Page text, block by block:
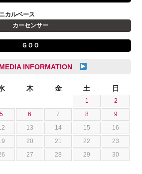
カルベース
カーセンサー
ＧＯＯ
INFORMATION
木 金 土 日
1
2
5 6 7 8
9
13 14 15
16
20 21 22
23
27 28 29
30